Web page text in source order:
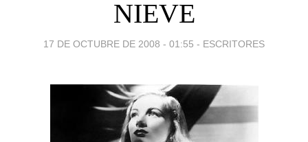
NIEVE
17 DE OCTUBRE DE 2008 - 01:55 - ESCRITORES